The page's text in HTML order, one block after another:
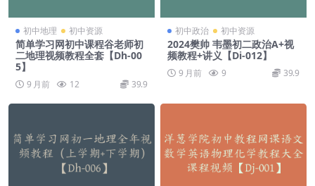
初中地理 初中资源
简单学习网初中课程谷老师初
二地理视频教程全套【Dh-00
5】
9 月前 12 39.9
初中政治 初中资源
2024樊帅 韦墨初二政治A+视
频教程+讲义【Di-012】
9 月前 9 39.9